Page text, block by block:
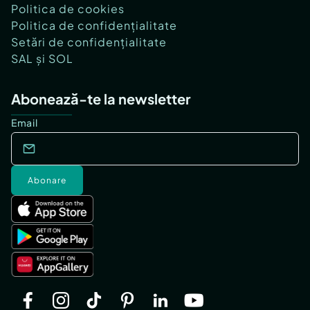
Politica de cookies
Politica de confidențialitate
Setări de confidențialitate
SAL și SOL
Abonează-te la newsletter
Email
Abonare